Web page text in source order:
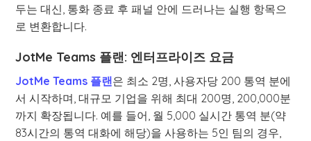
두는 대신, 통화 종료 후 패널 안에 드러나는 실행 항목으
로 변환합니다.
JotMe Teams 플랜: 엔터프라이즈 요금
JotMe Teams 플랜은 최소 2명, 사용자당 200 통역 분에
서 시작하며, 대규모 기업을 위해 최대 200명, 200,000분
까지 확장됩니다. 예를 들어, 월 5,000 실시간 통역 분(약
83시간의 통역 대화에 해당)을 사용하는 5인 팀의 경우,